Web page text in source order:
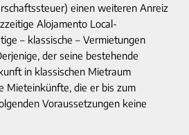
einen weiteren Anreiz
Alojamento Local-
– klassische – Vermietungen
der seine bestehende
in klassischen Mietraum
Mieteinkünfte, die er bis zum
Voraussetzungen keine